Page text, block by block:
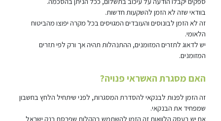
בוודאי שזה לא הזמן להשקעות חדשות.
זה לא הזמן לבונוסים והעובדים המגויסים בכל מקרה יפוצו מהביטוח
הלאומי.
יש לדאוג לתזרים המזומנים, ההתנהלות תהיה אך ורק לפי תזרים
המזומנים.
האם מסגרת האשראי פנויה?
זה הזמן לפנות לבנקאי להסדרת המסגרות, לפני שיתחיל הלחץ בחשבון
שמפחיד את הבנקאי.
אם יש בעסק הלוואות זה הזמן להשתמש בהקלות שפרסם בנק ישראל